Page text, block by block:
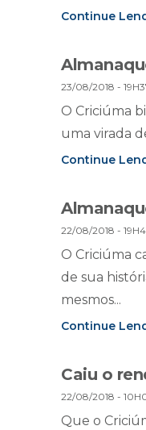
Continue
23/08/2018 -
O Criciúma
uma virada
Continue
22/08/2018 -
O Criciúma
de sua
mesmos...
Continue
Caiu o
22/08/2018 -
Que o